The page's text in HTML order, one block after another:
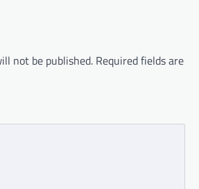
not be published. Required fields are